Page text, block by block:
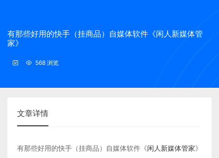
有那些好用的快手（挂商品）自媒体软件《闲人新媒体管
家》
568 浏览
文章详情
有那些好用的快手（挂商品）自媒体软件《闲人新媒体管家》